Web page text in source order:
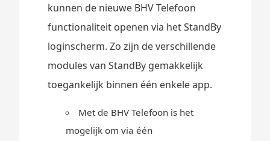
kunnen de nieuwe BHV Telefoon
functionaliteit openen via het StandBy
loginscherm. Zo zijn de verschillende
modules van StandBy gemakkelijk
toegankelijk binnen één enkele app.
Met de BHV Telefoon is het
mogelijk om via één